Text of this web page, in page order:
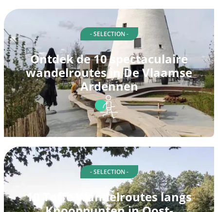
- SELECTION -
Ontdek de 10 spectaculaire
wandelroutes in De Vlaamse
Ardennen
- SELECTION -
10 Toffe Wandelroutes langs